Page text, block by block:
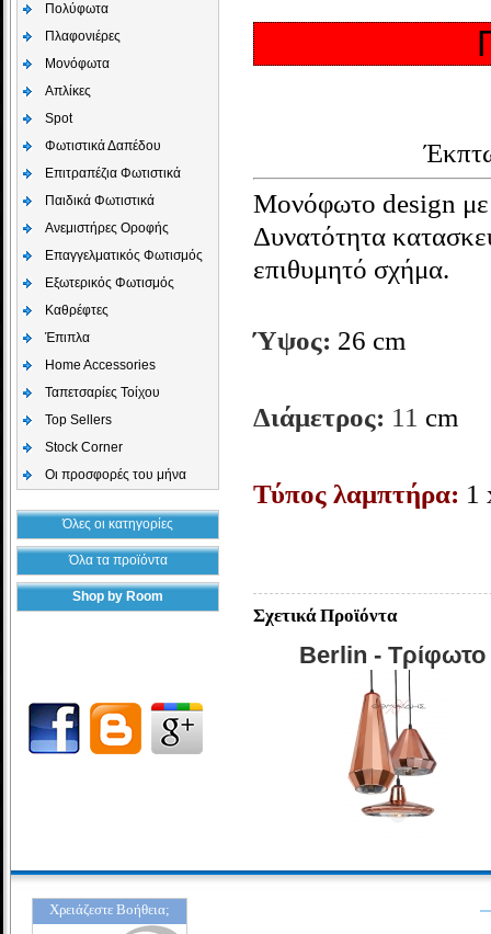
Πολύφωτα
Πλαφονιέρες
Μονόφωτα
Απλίκες
Spot
Φωτιστικά Δαπέδου
Επιτραπέζια Φωτιστικά
Παιδικά Φωτιστικά
Aνεμιστήρες Οροφής
Επαγγελματικός Φωτισμός
Εξωτερικός Φωτισμός
Καθρέφτες
Έπιπλα
Home Accessories
Ταπετσαρίες Τοίχου
Top Sellers
Stock Corner
Οι προσφορές του μήνα
Όλες οι κατηγορίες
Όλα τα προϊόντα
Shop by Room
Μονόφωτο design με
Δυνατότητα
επιθυμητό σχήμα.
Ύψος: 26 cm
Διάμετρος: 11 cm
Τύπος λαμπτήρα: 1
Σχετικά Προϊόντα
Berlin - Τρίφωτο
Χρειάζεστε Βοήθεια;